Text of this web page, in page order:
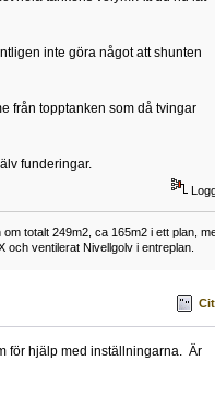
inte göra något att shunten
från topptanken som då tvingar
funderingar.
totalt 249m2, ca 165m2 i ett plan,
ventilerat Nivellgolv i entreplan.
för hjälp med inställningarna. Är